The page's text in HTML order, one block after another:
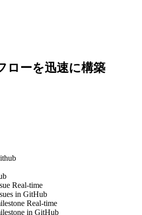
ローを迅速に構築
Real-time
in GitHub
Real-time
in GitHub